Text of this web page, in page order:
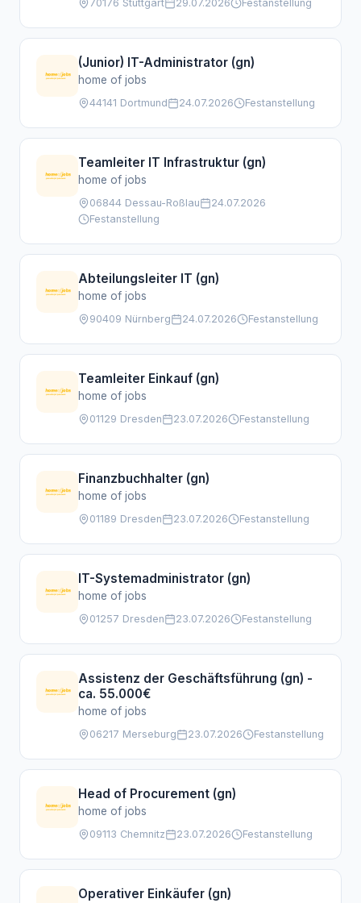
70176 Stuttgart 29.07.2026 Festanstellung
(Junior) IT-Administrator (gn)
home of jobs
44141 Dortmund 24.07.2026 Festanstellung
Teamleiter IT Infrastruktur (gn)
home of jobs
06844 Dessau-Roßlau
24.07.2026
Festanstellung
Abteilungsleiter IT (gn)
home of jobs
90409 Nürnberg 24.07.2026 Festanstellung
Teamleiter Einkauf (gn)
home of jobs
01129 Dresden 23.07.2026 Festanstellung
Finanzbuchhalter (gn)
home of jobs
01189 Dresden 23.07.2026 Festanstellung
IT-Systemadministrator (gn)
home of jobs
01257 Dresden 23.07.2026 Festanstellung
Assistenz der Geschäftsführung (gn) -
ca. 55.000€
home of jobs
06217 Merseburg 23.07.2026 Festanstellung
Head of Procurement (gn)
home of jobs
09113 Chemnitz 23.07.2026 Festanstellung
Operativer Einkäufer (gn)